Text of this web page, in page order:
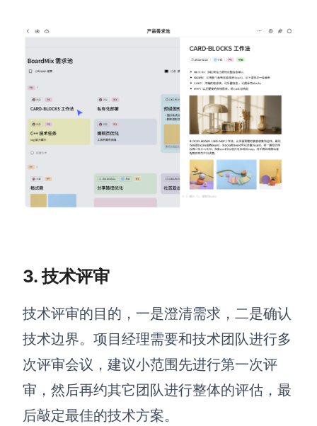
获取详细功能指南和技术支持
知识分享社区
探索创意灵感与高效协作技巧
定价
3. 技术评审
技术评审的目的，一是澄清需求，二是确认
技术边界。项目经理需要和技术团队进行多
次评审会议，建议小范围先进行第一次评
审，然后再约其它团队进行整体的评估，最
后敲定最佳的技术方案。